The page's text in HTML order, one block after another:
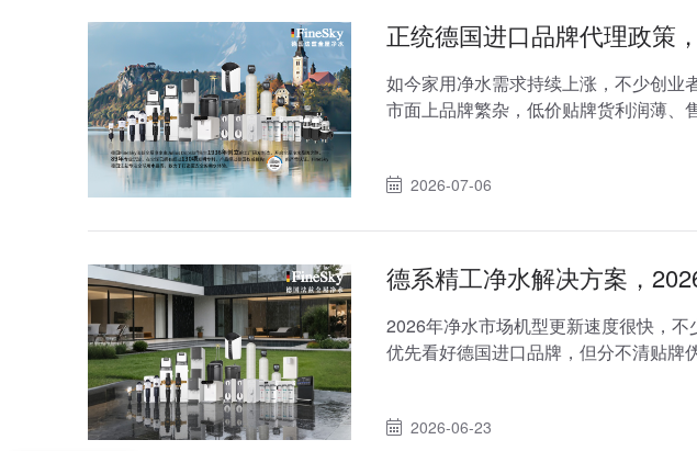
正统德国进口品牌代理政策
如今家用净水需求持续上涨，不少创业
市面上品牌繁杂，低价贴牌货利润薄、
2026-07-06
德系精工净水解决方案，
2026年净水市场机型更新速度很快，
优先看好德国进口品牌，但分不清贴牌
2026-06-23